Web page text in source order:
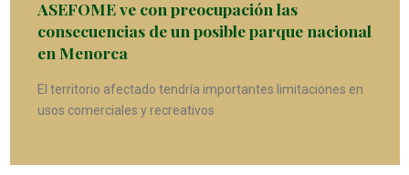
ASEFOME ve con preocupación las
consecuencias de un posible parque nacional
en Menorca
El territorio afectado tendría importantes limitaciones en
usos comerciales y recreativos